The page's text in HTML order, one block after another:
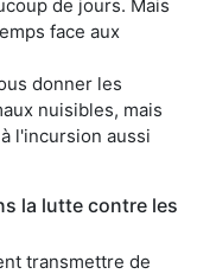
de jours. Mais
face aux
donner les
nuisibles, mais
l'incursion aussi
la lutte contre les
transmettre de